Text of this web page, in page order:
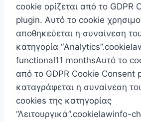
cookie ορίζεται από το GDPR
plugin. Αυτό το cookie
αποθηκεύεται η συναίνεση
κατηγορία
functional11 monthsΑυτό το
από το GDPR Cookie Consent
καταγράφεται η συναίνεση
cookies της κατηγορίας
“Λειτουργικά”.cookielawinfo-